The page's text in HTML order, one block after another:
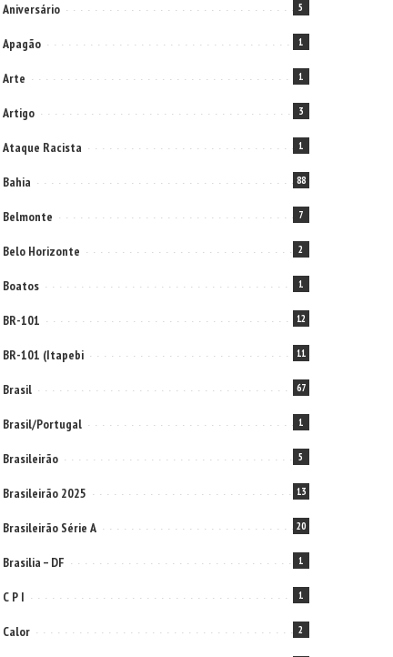
Aniversário 5
Apagão 1
Arte 1
Artigo 3
Ataque Racista 1
Bahia 88
Belmonte 7
Belo Horizonte 2
Boatos 1
BR-101 12
BR-101 (Itapebi 11
Brasil 67
Brasil/Portugal 1
Brasileirão 5
Brasileirão 2025 13
Brasileirão Série A 20
Brasilia – DF 1
C P I 1
Calor 2